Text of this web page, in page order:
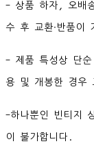
- 상품 하자, 오배
수 후 교환∙반품이
- 제품 특성상 단
용 및 개봉한 경우
-하나뿐인 빈티지
이 불가합니다.